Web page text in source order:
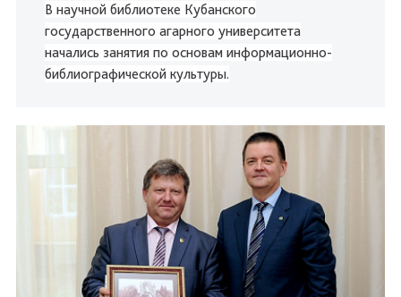
В научной библиотеке Кубанского
государственного агарного университета
начались занятия по основам информационно-
библиографической культуры.